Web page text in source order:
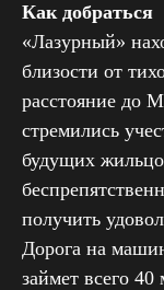
Как добраться
«Лазурный»
близости от
расстояние до
стремились
будущих
получить
Дорога на
займет всего 40
+7 964 725